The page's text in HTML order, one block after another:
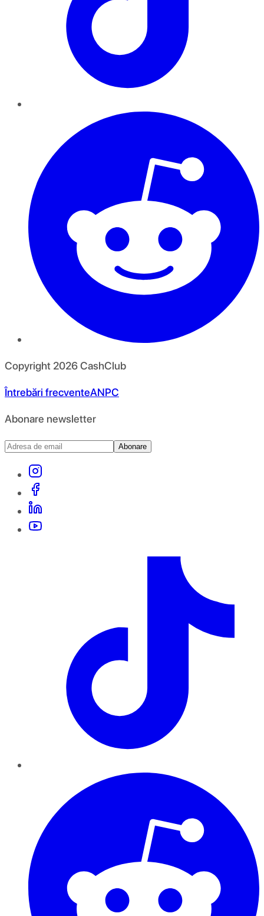
Copyright 2026CashClub
Întrebări frecventeANPC
Abonare newsletter
Abonare